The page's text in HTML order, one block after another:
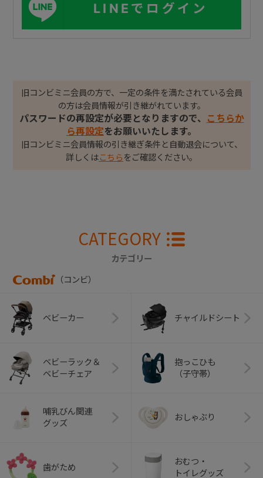
LINEでログイン
旧コンビミニ会員の方で、一定の条件を満たされている会員
の方は会員情報が引き継がれています。
パスワードの再設定が必要となりますので、
こちらか
ら再設定をお願いいたします。
旧コンビミニ会員情報の引き継ぎ条件と自動退会について、
詳しくはこちら をご確認ください。
CATEGORY
カテゴリー
（コンビ）
ベビーカー チャイルドシート
ベビーラック＆
ベビーチェア
抱っこひも
（子守帯）
哺乳びん関連
グッズ
おしゃぶり
歯がため
おむつ・
トイレグッズ